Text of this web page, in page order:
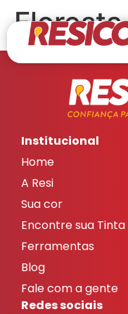
Institucional
Home
A Resi
Sua cor
Encontre sua Tinta
Ferramentas
Blog
Fale com a gente
Redes sociais